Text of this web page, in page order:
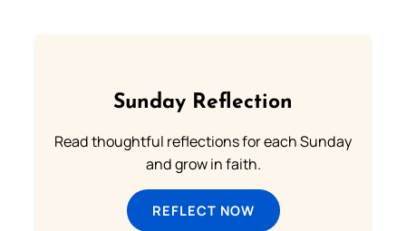
Sunday Reflection
Read thoughtful reflections for each Sunday
and grow in faith.
REFLECT NOW